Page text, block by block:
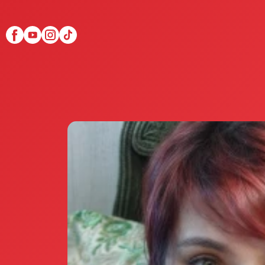
Scopri Club di Più
Le testimonianze
La fondatrice Valeria